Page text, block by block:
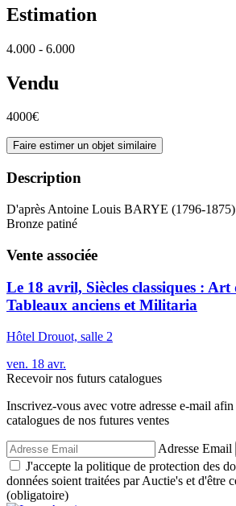
Estimation
4.000 - 6.000
Vendu
4000€
Faire estimer un objet similaire
Description
D'après Antoine Louis BARYE (1796-1875)
Bronze patiné
Vente associée
Le 18 avril, Siècles classiques : Art
Tableaux anciens et Militaria
Hôtel Drouot, salle 2
ven. 18 avr.
Recevoir nos futurs catalogues
Inscrivez-vous avec votre adresse e-mail
catalogues de nos futures ventes
Adresse Email
J'accepte la politique de protection des
données soient traitées par Auctie's et d'être
(obligatoire)